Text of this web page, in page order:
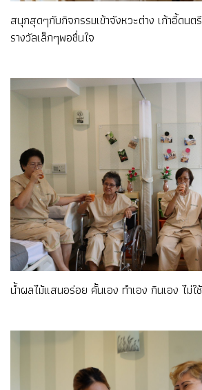
สนุกสุดๆกับกิจกรรมเข้าจังหวะต่าง เก้าอี้ดน
รางวัลเล็กๆพอชื่นใจ
น้ำผลไม้แสนอร่อย คั้นเอง ทำเอง กินเอง ไม่